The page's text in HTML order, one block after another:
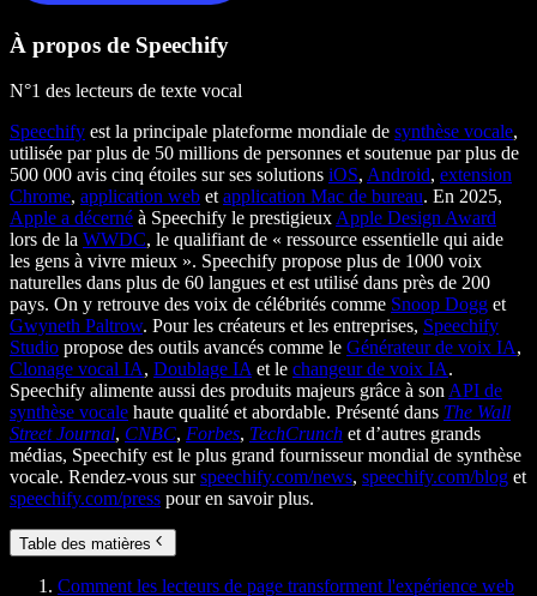
À propos de Speechify
N°1 des lecteurs de texte vocal
Speechify est la principale plateforme mondiale de synthèse vocale,
utilisée par plus de 50 millions de personnes et soutenue par plus de
500 000 avis cinq étoiles sur ses solutions iOS, Android, extension
Chrome, application web et application Mac de bureau. En 2025,
Apple a décerné à Speechify le prestigieux Apple Design Award
lors de la WWDC, le qualifiant de « ressource essentielle qui aide
les gens à vivre mieux ». Speechify propose plus de 1000 voix
naturelles dans plus de 60 langues et est utilisé dans près de 200
pays. On y retrouve des voix de célébrités comme Snoop Dogg et
Gwyneth Paltrow. Pour les créateurs et les entreprises, Speechify
Studio propose des outils avancés comme le Générateur de voix IA,
Clonage vocal IA, Doublage IA et le changeur de voix IA.
Speechify alimente aussi des produits majeurs grâce à son API de
synthèse vocale haute qualité et abordable. Présenté dans The Wall
Street Journal, CNBC, Forbes, TechCrunch et d’autres grands
médias, Speechify est le plus grand fournisseur mondial de synthèse
vocale. Rendez-vous surspeechify.com/news, speechify.com/blog et
speechify.com/press pour en savoir plus.
Table des matières
Comment les lecteurs de page transforment l'expérience web